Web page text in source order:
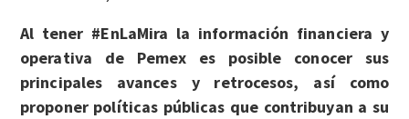
Al tener #EnLaMira la información financiera y
operativa de Pemex es posible conocer sus
principales avances y retrocesos, así como
proponer políticas públicas que contribuyan a su